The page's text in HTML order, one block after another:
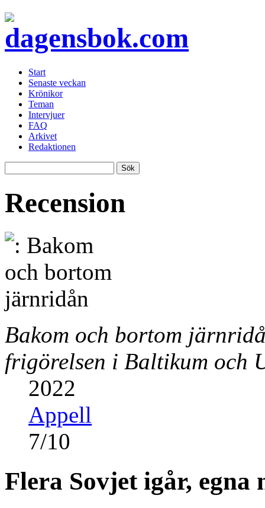
Start
Senaste veckan
Krönikor
Teman
Intervjuer
FAQ
Arkivet
Redaktionen
Recension
Bakom och bortom
frigörelsen i Baltikum och
2022
Appell
7/10
Flera Sovjet igår, egna